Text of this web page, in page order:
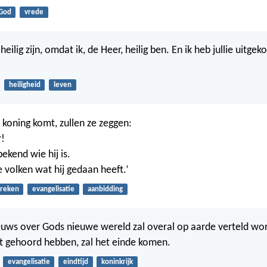
vrede
zijn, omdat ik, de Heer, heilig ben. En ik heb jullie
heiligheid leven
komt, zullen ze zeggen:
wie hij is.
volken wat hij gedaan heeft.’
evangelisatie aanbidding
over Gods nieuwe wereld zal overal op aarde verteld
gehoord hebben, zal het einde komen.
evangelisatie eindtijd koninkrijk